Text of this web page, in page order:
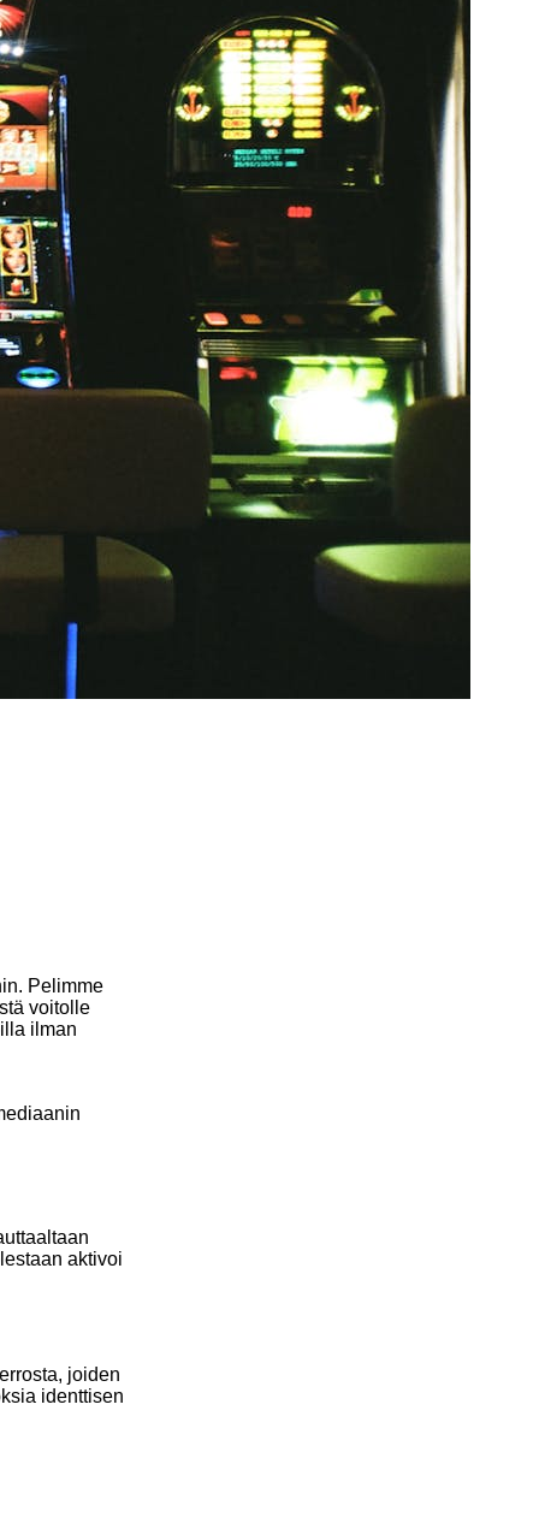
Pelimme
voitolle
ilman
aktivoi
joiden
identtisen